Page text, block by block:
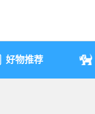
好物推荐